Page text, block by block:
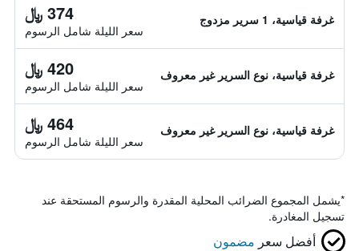
غرفة قياسية، 1 سرير مزدوج 374 ﷼
سعر الليلة شامل الرسوم
غرفة قياسية، نوع السرير غير معروف 420 ﷼
سعر الليلة شامل الرسوم
غرفة قياسية، نوع السرير غير معروف 464 ﷼
سعر الليلة شامل الرسوم
*يشمل المجموع الضرائب المحلية المقدرة والرسوم المستحقة عند
تسجيل المغادرة.
أفضل سعر مضمون